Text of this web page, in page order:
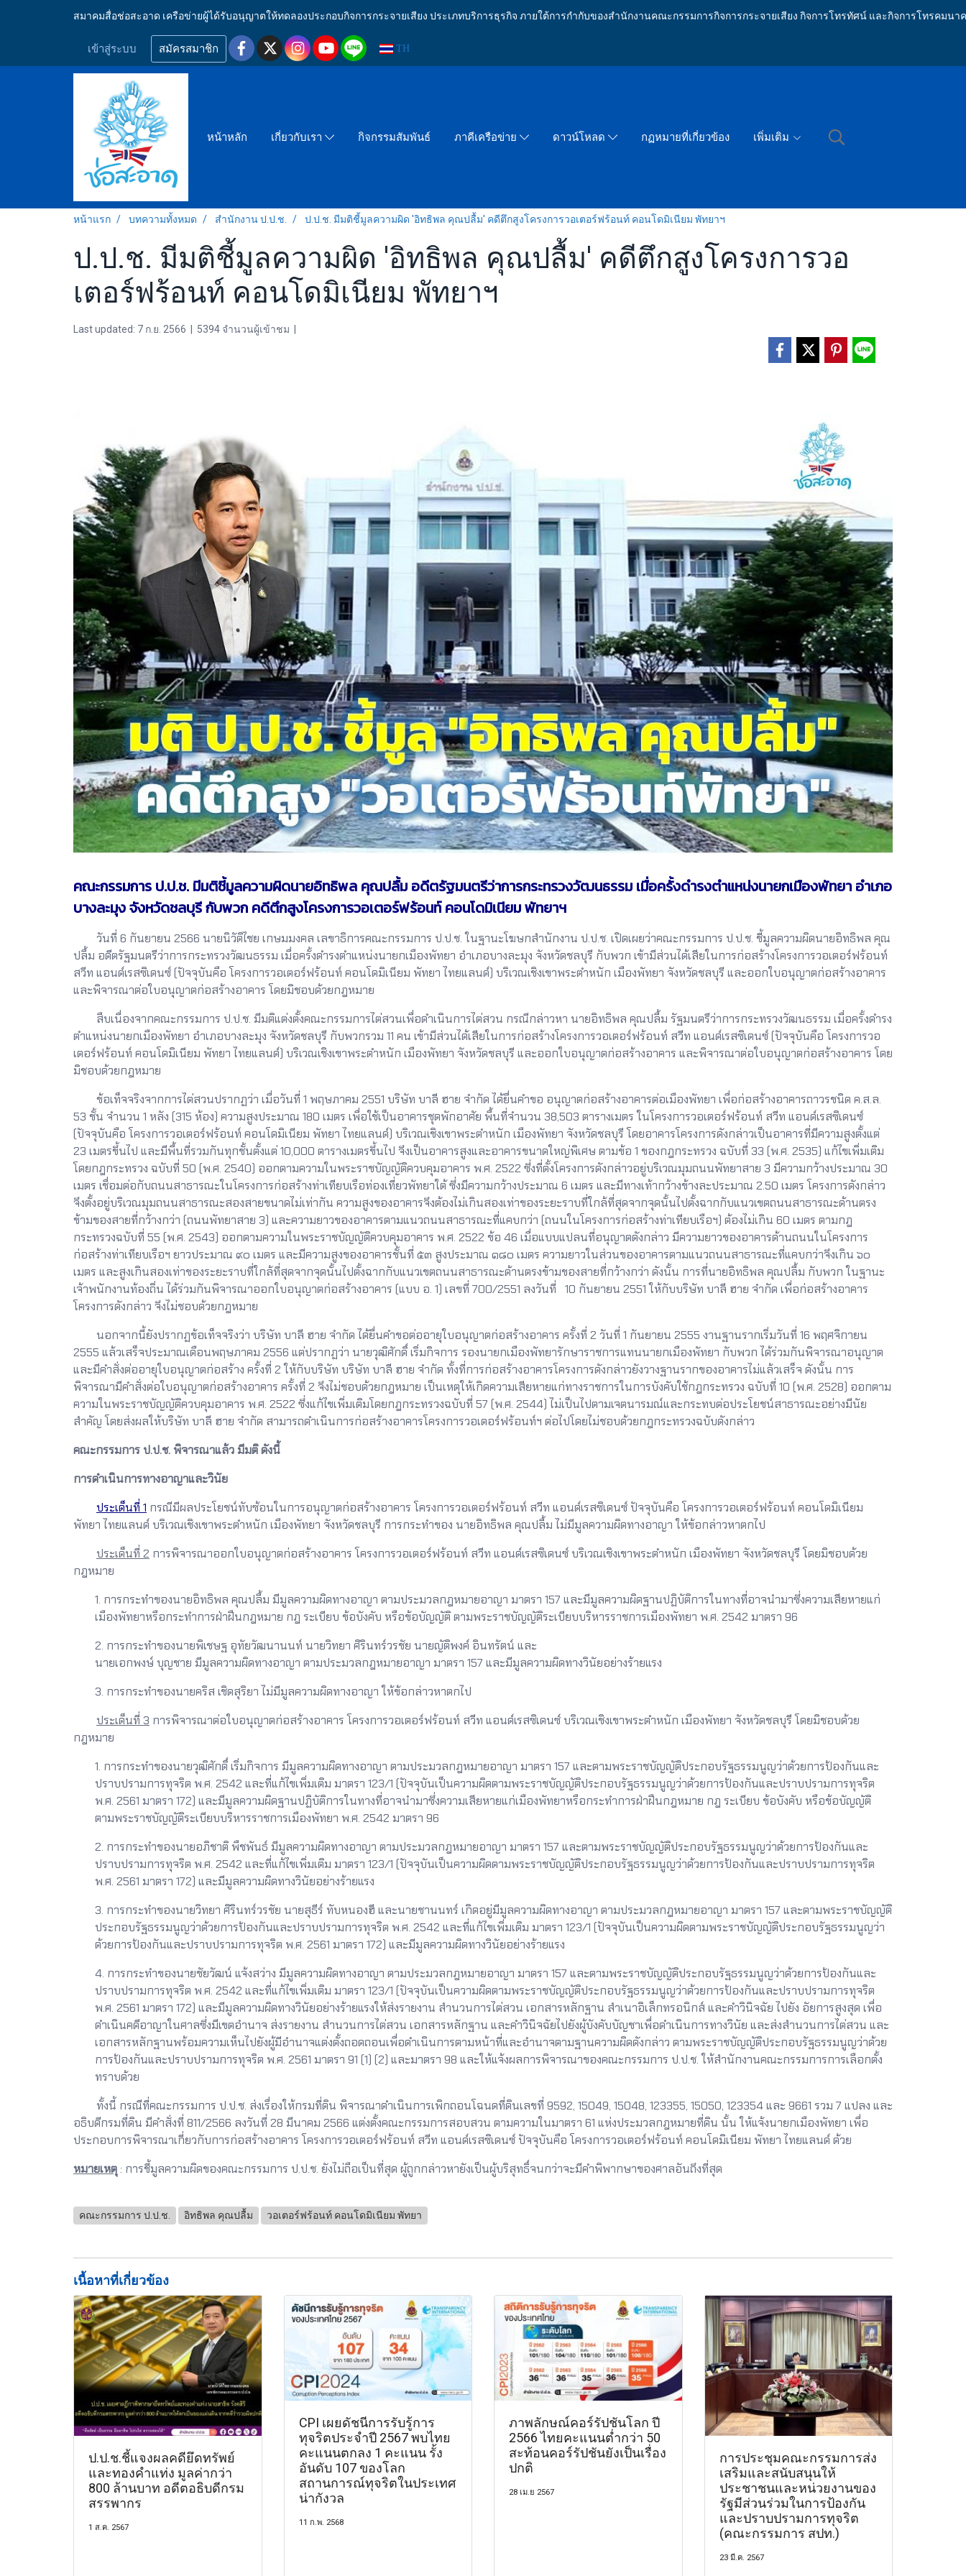
สมาคมสื่อช่อสะอาด เครือข่ายผู้ได้รับอนุญาตให้ทดลองประกอบกิจการกระจายเสียง ประเภทบริการธุรกิจ ภายใต้การกำกับของสำนักงานคณะกรรมการกิจการกระจายเสียง กิจการโทรทัศน์ และกิจการโทรคมนา
เข้าสู่ระบบ สมัครสมาชิก TH
หน้าหลัก เกี่ยวกับเรา กิจกรรมสัมพันธ์ ภาคีเครือข่าย ดาวน์โหลด กฏหมายที่เกี่ยวข้อง เพิ่มเติม
หน้าแรก บทความทั้งหมด สำนักงาน ป.ป.ช. ป.ป.ช. มีมติชี้มูลความผิด 'อิทธิพล คุณปลื้ม' คดีตึกสูงโครงการวอเตอร์ฟร้อนท์ คอนโดมิเนียม พัทยาฯ
ป.ป.ช. มีมติชี้มูลความผิด 'อิทธิพล คุณปลื้ม' คดีตึกสูงโครงการวอ
เตอร์ฟร้อนท์ คอนโดมิเนียม พัทยาฯ
Last updated: 7 ก.ย. 2566 5394 จำนวนผู้เข้าชม
คณะกรรมการ ป.ป.ช. มีมติชี้มูลความผิดนายอิทธิพล คุณปลื้ม อดีตรัฐมนตรีว่าการกระทรวงวัฒนธรรม เมื่อครั้งดำรงตำแหน่งนายกเมืองพัทยา อำเภอ
บางละมุง จังหวัดชลบุรี กับพวก คดีตึกสูงโครงการวอเตอร์ฟร้อนท์ คอนโดมิเนียม พัทยาฯ
วันที่ 6 กันยายน 2566 นายนิวัติไชย เกษมมงคล เลขาธิการคณะกรรมการ ป.ป.ช. ในฐานะโฆษกสำนักงาน ป.ป.ช. เปิดเผยว่าคณะกรรมการ ป.ป.ช. ชี้มูลความผิดนายอิทธิพล คุณ
ปลื้ม อดีตรัฐมนตรีว่าการกระทรวงวัฒนธรรม เมื่อครั้งดำรงตำแหน่งนายกเมืองพัทยา อำเภอบางละมุง จังหวัดชลบุรี กับพวก เข้ามีส่วนได้เสียในการก่อสร้างโครงการวอเตอร์ฟร้อนท์
สวีท แอนด์เรสซิเดนซ์ (ปัจจุบันคือ โครงการวอเตอร์ฟร้อนท์ คอนโดมิเนียม พัทยา ไทยแลนด์) บริเวณเชิงเขาพระตำหนัก เมืองพัทยา จังหวัดชลบุรี และออกใบอนุญาตก่อสร้างอาคาร
และพิจารณาต่อใบอนุญาตก่อสร้างอาคาร โดยมิชอบด้วยกฎหมาย
สืบเนื่องจากคณะกรรมการ ป.ป.ช. มีมติแต่งตั้งคณะกรรมการไต่สวนเพื่อดำเนินการไต่สวน กรณีกล่าวหา นายอิทธิพล คุณปลื้ม รัฐมนตรีว่าการกระทรวงวัฒนธรรม เมื่อครั้งดำรง
ตำแหน่งนายกเมืองพัทยา อำเภอบางละมุง จังหวัดชลบุรี กับพวกรวม 11 คน เข้ามีส่วนได้เสียในการก่อสร้างโครงการวอเตอร์ฟร้อนท์ สวีท แอนด์เรสซิเดนซ์ (ปัจจุบันคือ โครงการวอ
เตอร์ฟร้อนท์ คอนโดมิเนียม พัทยา ไทยแลนด์) บริเวณเชิงเขาพระตำหนัก เมืองพัทยา จังหวัดชลบุรี และออกใบอนุญาตก่อสร้างอาคาร และพิจารณาต่อใบอนุญาตก่อสร้างอาคาร โดย
มิชอบด้วยกฎหมาย
ข้อเท็จจริงจากการไต่สวนปรากฏว่า เมื่อวันที่ 1 พฤษภาคม 2551 บริษัท บาลี ฮาย จำกัด ได้ยื่นคำขอ อนุญาตก่อสร้างอาคารต่อเมืองพัทยา เพื่อก่อสร้างอาคารถาวรชนิด ค.ส.ล.
53 ชั้น จำนวน 1 หลัง (315 ห้อง) ความสูงประมาณ 180 เมตร เพื่อใช้เป็นอาคารชุดพักอาศัย พื้นที่จำนวน 38,503 ตารางเมตร ในโครงการวอเตอร์ฟร้อนท์ สวีท แอนด์เรสซิเดนซ์
(ปัจจุบันคือ โครงการวอเตอร์ฟร้อนท์ คอนโดมิเนียม พัทยา ไทยแลนด์) บริเวณเชิงเขาพระตำหนัก เมืองพัทยา จังหวัดชลบุรี โดยอาคารโครงการดังกล่าวเป็นอาคารที่มีความสูงตั้งแต่
23 เมตรขึ้นไป และมีพื้นที่รวมกันทุกชั้นตั้งแต่ 10,000 ตารางเมตรขึ้นไป จึงเป็นอาคารสูงและอาคารขนาดใหญ่พิเศษ ตามข้อ 1 ของกฎกระทรวง ฉบับที่ 33 (พ.ศ. 2535) แก้ไขเพิ่มเติม
โดยกฎกระทรวง ฉบับที่ 50 (พ.ศ. 2540) ออกตามความในพระราชบัญญัติควบคุมอาคาร พ.ศ. 2522 ซึ่งที่ตั้งโครงการดังกล่าวอยู่บริเวณมุมถนนพัทยาสาย 3 มีความกว้างประมาณ 30
เมตร เชื่อมต่อกับถนนสาธารณะในโครงการก่อสร้างท่าเทียบเรือท่องเที่ยวพัทยาใต้ ซึ่งมีความกว้างประมาณ 6 เมตร และมีทางเท้ากว้างข้างละประมาณ 2.50 เมตร โครงการดังกล่าว
จึงตั้งอยู่บริเวณมุมถนนสาธารณะสองสายขนาดไม่เท่ากัน ความสูงของอาคารจึงต้องไม่เกินสองเท่าของระยะราบที่ใกล้ที่สุดจากจุดนั้นไปตั้งฉากกับแนวเขตถนนสาธารณะด้านตรง
ข้ามของสายที่กว้างกว่า (ถนนพัทยาสาย 3) และความยาวของอาคารตามแนวถนนสาธารณะที่แคบกว่า (ถนนในโครงการก่อสร้างท่าเทียบเรือฯ) ต้องไม่เกิน 60 เมตร ตามกฎ
กระทรวงฉบับที่ 55 (พ.ศ. 2543) ออกตามความในพระราชบัญญัติควบคุมอาคาร พ.ศ. 2522 ข้อ 46 เมื่อแบบแปลนที่อนุญาตดังกล่าว มีความยาวของอาคารด้านถนนในโครงการ
ก่อสร้างท่าเทียบเรือฯ ยาวประมาณ ๙๐ เมตร และมีความสูงของอาคารชั้นที่ ๕๓ สูงประมาณ ๑๘๐ เมตร ความยาวในส่วนของอาคารตามแนวถนนสาธารณะที่แคบกว่าจึงเกิน ๖๐
เมตร และสูงเกินสองเท่าของระยะราบที่ใกล้ที่สุดจากจุดนั้นไปตั้งฉากกับแนวเขตถนนสาธารณะด้านตรงข้ามของสายที่กว้างกว่า ดังนั้น การที่นายอิทธิพล คุณปลื้ม กับพวก ในฐานะ
เจ้าพนักงานท้องถิ่น ได้ร่วมกันพิจารณาออกใบอนุญาตก่อสร้างอาคาร (แบบ อ. 1) เลขที่ 700/2551 ลงวันที่ 10 กันยายน 2551 ให้กับบริษัท บาลี ฮาย จำกัด เพื่อก่อสร้างอาคาร
โครงการดังกล่าว จึงไม่ชอบด้วยกฎหมาย
นอกจากนี้ยังปรากฏข้อเท็จจริงว่า บริษัท บาลี ฮาย จำกัด ได้ยื่นคำขอต่ออายุใบอนุญาตก่อสร้างอาคาร ครั้งที่ 2 วันที่ 1 กันยายน 2555 งานฐานรากเริ่มวันที่ 16 พฤศจิกายน
2555 แล้วเสร็จประมาณเดือนพฤษภาคม 2556 แต่ปรากฏว่า นายวุฒิศักดิ์ เริ่มกิจการ รองนายกเมืองพัทยารักษาราชการแทนนายกเมืองพัทยา กับพวก ได้ร่วมกันพิจารณาอนุญาต
และมีคำสั่งต่ออายุใบอนุญาตก่อสร้าง ครั้งที่ 2 ให้กับบริษัท บริษัท บาลี ฮาย จำกัด ทั้งที่การก่อสร้างอาคารโครงการดังกล่าวยังวางฐานรากของอาคารไม่แล้วเสร็จ ดังนั้น การ
พิจารณามีคำสั่งต่อใบอนุญาตก่อสร้างอาคาร ครั้งที่ 2 จึงไม่ชอบด้วยกฎหมาย เป็นเหตุให้เกิดความเสียหายแก่ทางราชการในการบังคับใช้กฎกระทรวง ฉบับที่ 10 (พ.ศ. 2528) ออกตาม
ความในพระราชบัญญัติควบคุมอาคาร พ.ศ. 2522 ซึ่งแก้ไขเพิ่มเติมโดยกฎกระทรวงฉบับที่ 57 (พ.ศ. 2544) ไม่เป็นไปตามเจตนารมณ์และกระทบต่อประโยชน์สาธารณะอย่างมีนัย
สำคัญ โดยส่งผลให้บริษัท บาลี ฮาย จำกัด สามารถดำเนินการก่อสร้างอาคารโครงการวอเตอร์ฟร้อนท์ฯ ต่อไปโดยไม่ชอบด้วยกฎกระทรวงฉบับดังกล่าว
คณะกรรมการ ป.ป.ช. พิจารณาแล้ว มีมติ ดังนี้
การดำเนินการทางอาญาและวินัย
ประเด็นที่ 1 กรณีมีผลประโยชน์ทับซ้อนในการอนุญาตก่อสร้างอาคาร โครงการวอเตอร์ฟร้อนท์ สวีท แอนด์เรสซิเดนซ์ ปัจจุบันคือ โครงการวอเตอร์ฟร้อนท์ คอนโดมิเนียม
พัทยา ไทยแลนด์ บริเวณเชิงเขาพระตำหนัก เมืองพัทยา จังหวัดชลบุรี การกระทำของ นายอิทธิพล คุณปลื้ม ไม่มีมูลความผิดทางอาญา ให้ข้อกล่าวหาตกไป
ประเด็นที่ 2 การพิจารณาออกใบอนุญาตก่อสร้างอาคาร โครงการวอเตอร์ฟร้อนท์ สวีท แอนด์เรสซิเดนซ์ บริเวณเชิงเขาพระตำหนัก เมืองพัทยา จังหวัดชลบุรี โดยมิชอบด้วย
กฎหมาย
1. การกระทำของนายอิทธิพล คุณปลื้ม มีมูลความผิดทางอาญา ตามประมวลกฎหมายอาญา มาตรา 157 และมีมูลความผิดฐานปฏิบัติการในทางที่อาจนำมาซึ่งความเสียหายแก่
เมืองพัทยาหรือกระทำการฝ่าฝืนกฎหมาย กฎ ระเบียบ ข้อบังคับ หรือข้อบัญญัติ ตามพระราชบัญญัติระเบียบบริหารราชการเมืองพัทยา พ.ศ. 2542 มาตรา 96
2. การกระทำของนายพิเชษฐ อุทัยวัฒนานนท์ นายวิทยา ศิรินทร์วรชัย นายญัติพงค์ อินทรัตน์ และ
นายเอกพงษ์ บุญชาย มีมูลความผิดทางอาญา ตามประมวลกฎหมายอาญา มาตรา 157 และมีมูลความผิดทางวินัยอย่างร้ายแรง
3. การกระทำของนายคริส เชิดสุริยา ไม่มีมูลความผิดทางอาญา ให้ข้อกล่าวหาตกไป
ประเด็นที่ 3 การพิจารณาต่อใบอนุญาตก่อสร้างอาคาร โครงการวอเตอร์ฟร้อนท์ สวีท แอนด์เรสซิเดนซ์ บริเวณเชิงเขาพระตำหนัก เมืองพัทยา จังหวัดชลบุรี โดยมิชอบด้วย
กฎหมาย
1. การกระทำของนายวุฒิศักดิ์ เริ่มกิจการ มีมูลความผิดทางอาญา ตามประมวลกฎหมายอาญา มาตรา 157 และตามพระราชบัญญัติประกอบรัฐธรรมนูญว่าด้วยการป้องกันและ
ปราบปรามการทุจริต พ.ศ. 2542 และที่แก้ไขเพิ่มเติม มาตรา 123/1 (ปัจจุบันเป็นความผิดตามพระราชบัญญัติประกอบรัฐธรรมนูญว่าด้วยการป้องกันและปราบปรามการทุจริต
พ.ศ. 2561 มาตรา 172) และมีมูลความผิดฐานปฏิบัติการในทางที่อาจนำมาซึ่งความเสียหายแก่เมืองพัทยาหรือกระทำการฝ่าฝืนกฎหมาย กฎ ระเบียบ ข้อบังคับ หรือข้อบัญญัติ
ตามพระราชบัญญัติระเบียบบริหารราชการเมืองพัทยา พ.ศ. 2542 มาตรา 96
2. การกระทำของนายอภิชาติ พืชพันธ์ มีมูลความผิดทางอาญา ตามประมวลกฎหมายอาญา มาตรา 157 และตามพระราชบัญญัติประกอบรัฐธรรมนูญว่าด้วยการป้องกันและ
ปราบปรามการทุจริต พ.ศ. 2542 และที่แก้ไขเพิ่มเติม มาตรา 123/1 (ปัจจุบันเป็นความผิดตามพระราชบัญญัติประกอบรัฐธรรมนูญว่าด้วยการป้องกันและปราบปรามการทุจริต
พ.ศ. 2561 มาตรา 172) และมีมูลความผิดทางวินัยอย่างร้ายแรง
3. การกระทำของนายวิทยา ศิรินทร์วรชัย นายสุธีร์ ทับหนองฮี และนายชานนทร์ เกิดอยู่มีมูลความผิดทางอาญา ตามประมวลกฎหมายอาญา มาตรา 157 และตามพระราชบัญญัติ
ประกอบรัฐธรรมนูญว่าด้วยการป้องกันและปราบปรามการทุจริต พ.ศ. 2542 และที่แก้ไขเพิ่มเติม มาตรา 123/1 (ปัจจุบันเป็นความผิดตามพระราชบัญญัติประกอบรัฐธรรมนูญว่า
ด้วยการป้องกันและปราบปรามการทุจริต พ.ศ. 2561 มาตรา 172) และมีมูลความผิดทางวินัยอย่างร้ายแรง
4. การกระทำของนายชัยวัฒน์ แจ้งสว่าง มีมูลความผิดทางอาญา ตามประมวลกฎหมายอาญา มาตรา 157 และตามพระราชบัญญัติประกอบรัฐธรรมนูญว่าด้วยการป้องกันและ
ปราบปรามการทุจริต พ.ศ. 2542 และที่แก้ไขเพิ่มเติม มาตรา 123/1 (ปัจจุบันเป็นความผิดตามพระราชบัญญัติประกอบรัฐธรรมนูญว่าด้วยการป้องกันและปราบปรามการทุจริต
พ.ศ. 2561 มาตรา 172) และมีมูลความผิดทางวินัยอย่างร้ายแรงให้ส่งรายงาน สำนวนการไต่สวน เอกสารหลักฐาน สำเนาอิเล็กทรอนิกส์ และคำวินิจฉัย ไปยัง อัยการสูงสุด เพื่อ
ดำเนินคดีอาญาในศาลซึ่งมีเขตอำนาจ ส่งรายงาน สำนวนการไต่สวน เอกสารหลักฐาน และคำวินิจฉัยไปยังผู้บังคับบัญชาเพื่อดำเนินการทางวินัย และส่งสำนวนการไต่สวน และ
เอกสารหลักฐานพร้อมความเห็นไปยังผู้มีอำนาจแต่งตั้งถอดถอนเพื่อดำเนินการตามหน้าที่และอำนาจตามฐานความผิดดังกล่าว ตามพระราชบัญญัติประกอบรัฐธรรมนูญว่าด้วย
การป้องกันและปราบปรามการทุจริต พ.ศ. 2561 มาตรา 91 (1) (2) และมาตรา 98 และให้แจ้งผลการพิจารณาของคณะกรรมการ ป.ป.ช. ให้สำนักงานคณะกรรมการการเลือกตั้ง
ทราบด้วย
ทั้งนี้ กรณีที่คณะกรรมการ ป.ป.ช. ส่งเรื่องให้กรมที่ดิน พิจารณาดำเนินการเพิกถอนโฉนดที่ดินเลขที่ 9592, 15049, 15048, 123355, 15050, 123354 และ 9661 รวม 7 แปลง และ
อธิบดีกรมที่ดิน มีคำสั่งที่ 811/2566 ลงวันที่ 28 มีนาคม 2566 แต่งตั้งคณะกรรมการสอบสวน ตามความในมาตรา 61 แห่งประมวลกฎหมายที่ดิน นั้น ให้แจ้งนายกเมืองพัทยา เพื่อ
ประกอบการพิจารณาเกี่ยวกับการก่อสร้างอาคาร โครงการวอเตอร์ฟร้อนท์ สวีท แอนด์เรสซิเดนซ์ ปัจจุบันคือ โครงการวอเตอร์ฟร้อนท์ คอนโดมิเนียม พัทยา ไทยแลนด์ ด้วย
หมายเหตุ : การชี้มูลความผิดของคณะกรรมการ ป.ป.ช. ยังไม่ถือเป็นที่สุด ผู้ถูกกล่าวหายังเป็นผู้บริสุทธิ์จนกว่าจะมีคำพิพากษาของศาลอันถึงที่สุด
คณะกรรมการ ป.ป.ช. อิทธิพล คุณปลื้ม วอเตอร์ฟร้อนท์ คอนโดมิเนียม พัทยา
เนื้อหาที่เกี่ยวข้อง
ป.ป.ช.ชี้แจงผลคดียึดทรัพย์
และทองคำแท่ง มูลค่ากว่า
800 ล้านบาท อดีตอธิบดีกรม
สรรพากร
1 ส.ค. 2567
CPI เผยดัชนีการรับรู้การ
ทุจริตประจำปี 2567 พบไทย
คะแนนตกลง 1 คะแนน รั้ง
อันดับ 107 ของโลก
สถานการณ์ทุจริตในประเทศ
น่ากังวล
11 ก.พ. 2568
ภาพลักษณ์คอร์รัปชันโลก ปี
2566 ไทยคะแนนต่ำกว่า 50
สะท้อนคอร์รัปชันยังเป็นเรื่อง
ปกติ
28 เม.ย 2567
การประชุมคณะกรรมการส่ง
เสริมและสนับสนุนให้
ประชาชนและหน่วยงานของ
รัฐมีส่วนร่วมในการป้องกัน
และปราบปรามการทุจริต
(คณะกรรมการ สปท.)
23 มี.ค. 2567